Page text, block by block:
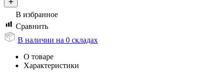
В избранное
Сравнить
В наличии на 0 складах
О товаре
Характеристики